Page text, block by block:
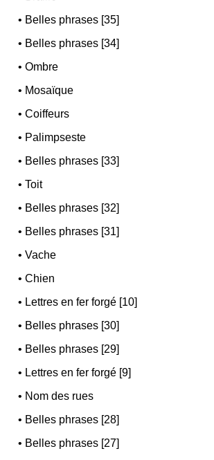
• Belles phrases [35]
• Belles phrases [34]
•Ombre
• Mosaïque
•Coiffeurs
• Palimpseste
• Belles phrases [33]
•Toit
• Belles phrases [32]
• Belles phrases [31]
•Vache
•Chien
• Lettres en fer forgé [10]
• Belles phrases [30]
• Belles phrases [29]
• Lettres en fer forgé [9]
• Nom des rues
• Belles phrases [28]
• Belles phrases [27]